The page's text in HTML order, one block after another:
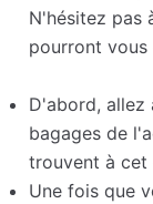
N'hésitez pas
pourront vous
D'abord, allez
bagages de
trouvent à cet
Une fois que